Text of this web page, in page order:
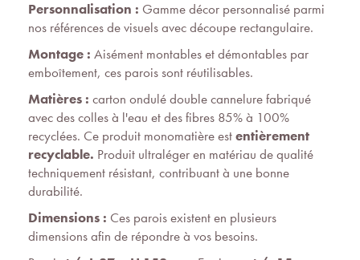
Personnalisation : Gamme décor personnalisé parmi
nos références de visuels avec découpe rectangulaire.
Montage : Aisément montables et démontables par
emboîtement, ces parois sont réutilisables.
Matières : carton ondulé double cannelure fabriqué
avec des colles à l'eau et des fibres 85% à 100%
recyclées. Ce produit monomatière estentièrement
recyclable. Produit ultraléger en matériau de qualité
techniquement résistant, contribuant à une bonne
durabilité.
Dimensions : Ces parois existent en plusieurs
dimensions afin de répondre à vos besoins.